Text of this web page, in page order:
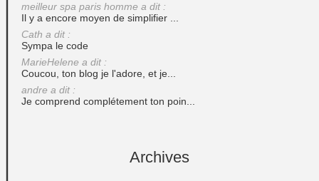
meilleur spa paris homme a dit :
Il y a encore moyen de simplifier ...
Cath a dit :
Sympa le code
MarieHelene a dit :
Coucou, ton blog je l'adore, et je...
andre a dit :
Je comprend complétement ton poin...
Archives